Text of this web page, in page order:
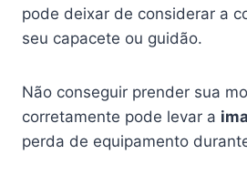
pode deixar de considerar a
seu capacete ou guidão.
Não conseguir prender sua
corretamente pode levar a
perda de equipamento